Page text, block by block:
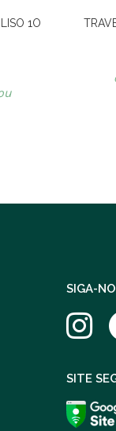
1O
SIGA-
SITE